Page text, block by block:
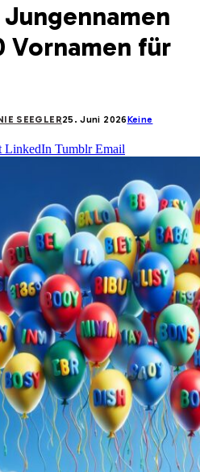
Vornamen für
SEEGLER25. Juni 2026Keine
LinkedIn Tumblr Email